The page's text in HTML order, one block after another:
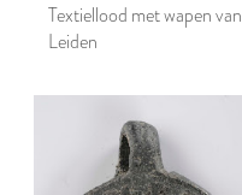
Textiellood met wapen van
Leiden